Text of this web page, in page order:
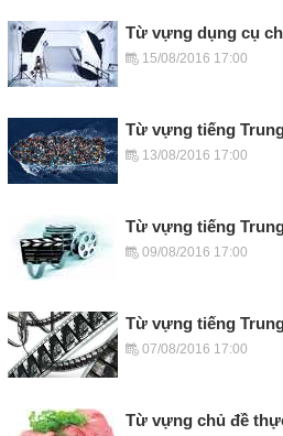
Từ vựng dụng cụ
15/08/2016 17:00
Từ vựng tiếng
13/08/2016 17:00
Từ vựng tiếng
09/08/2016 17:00
Từ vựng tiếng
07/08/2016 17:00
Từ vựng chủ đề